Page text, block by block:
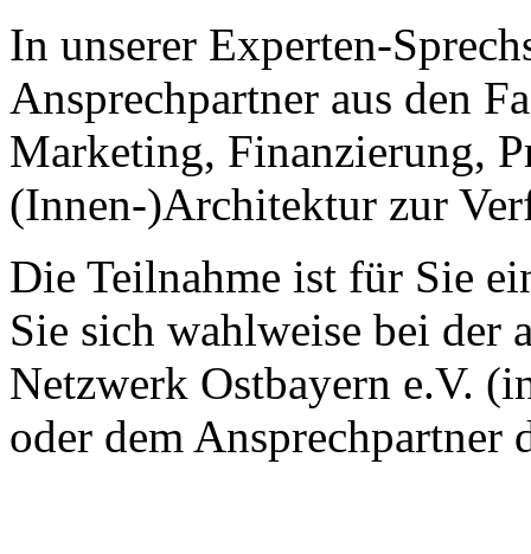
In unserer Experten-
Ansprechpartner aus den
Marketing, Finanzierung,
(Innen-)Architektur zur
Die Teilnahme ist für Sie
Sie sich wahlweise bei der
Netzwerk Ostbayern e.V.
oder dem